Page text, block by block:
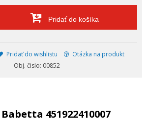
Pridať do košíka
Pridať do wishlistu
Otázka na produkt
Obj. čislo: 00852
451922410007